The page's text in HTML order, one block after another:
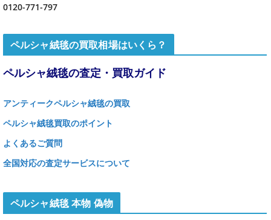
0120-771-797
ペルシャ絨毯の買取相場はいくら？
ペルシャ絨毯の査定・買取ガイド
アンティークペルシャ絨毯の買取
ペルシャ絨毯買取のポイント
よくあるご質問
全国対応の査定サービスについて
ペルシャ絨毯 本物 偽物